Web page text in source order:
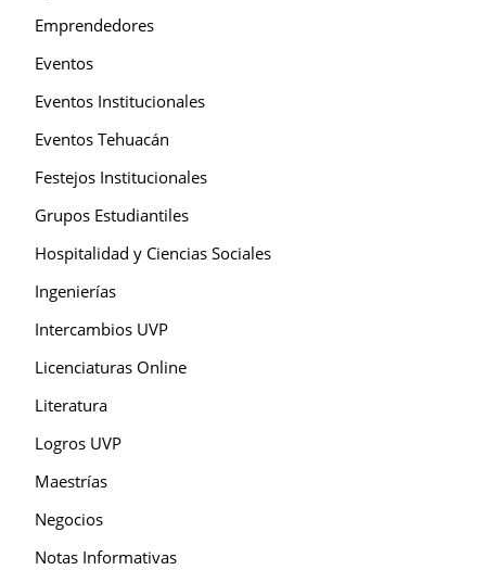
Emprendedores
Eventos
Eventos Institucionales
Eventos Tehuacán
Festejos Institucionales
Grupos Estudiantiles
Hospitalidad y Ciencias Sociales
Ingenierías
Intercambios UVP
Licenciaturas Online
Literatura
Logros UVP
Maestrías
Negocios
Notas Informativas